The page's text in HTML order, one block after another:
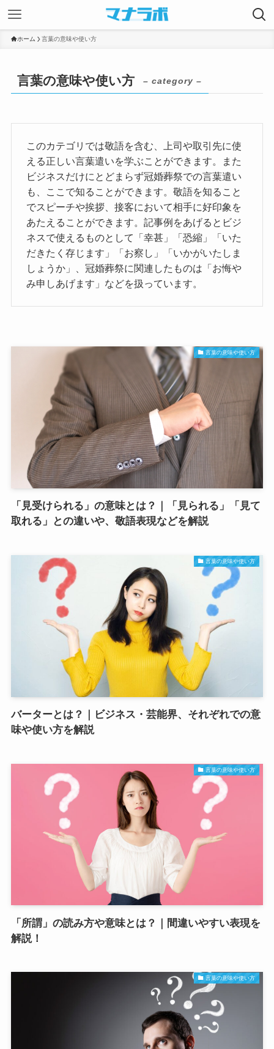
ホーム 言葉の意味や使い方
言葉の意味や使い方 – category –
このカテゴリでは敬語を含む、上司や取引先に使
える正しい言葉遣いを学ぶことができます。また
ビジネスだけにとどまらず冠婚葬祭での言葉遣い
も、ここで知ることができます。敬語を知ること
でスピーチや挨拶、接客において相手に好印象を
あたえることができます。記事例をあげるとビジ
ネスで使えるものとして「幸甚」「恐縮」「いた
だきたく存じます」「お察し」「いかがいたしま
しょうか」、冠婚葬祭に関連したものは「お悔や
み申しあげます」などを扱っています。
言葉の意味や使い方
「見受けられる」の意味とは？｜「見られる」「見て
取れる」との違いや、敬語表現などを解説
言葉の意味や使い方
バーターとは？｜ビジネス・芸能界、それぞれでの意
味や使い方を解説
言葉の意味や使い方
「所謂」の読み方や意味とは？｜間違いやすい表現を
解説！
言葉の意味や使い方